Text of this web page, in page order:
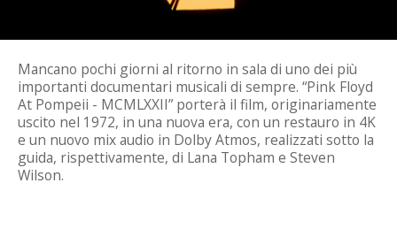
Mancano pochi giorni al ritorno in sala di uno dei più
importanti documentari musicali di sempre. “Pink Floyd
At Pompeii - MCMLXXII” porterà il film, originariamente
uscito nel 1972, in una nuova era, con un restauro in 4K
e un nuovo mix audio in Dolby Atmos, realizzati sotto la
guida, rispettivamente, di Lana Topham e Steven
Wilson.